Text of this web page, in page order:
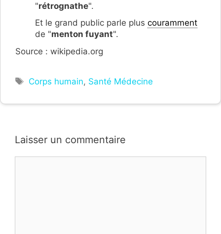
"rétrognathe".
Et le grand public parle plus couramment
de "menton fuyant".
Source : wikipedia.org
Étiquettes
Corps humain, Santé Médecine
Laisser un commentaire